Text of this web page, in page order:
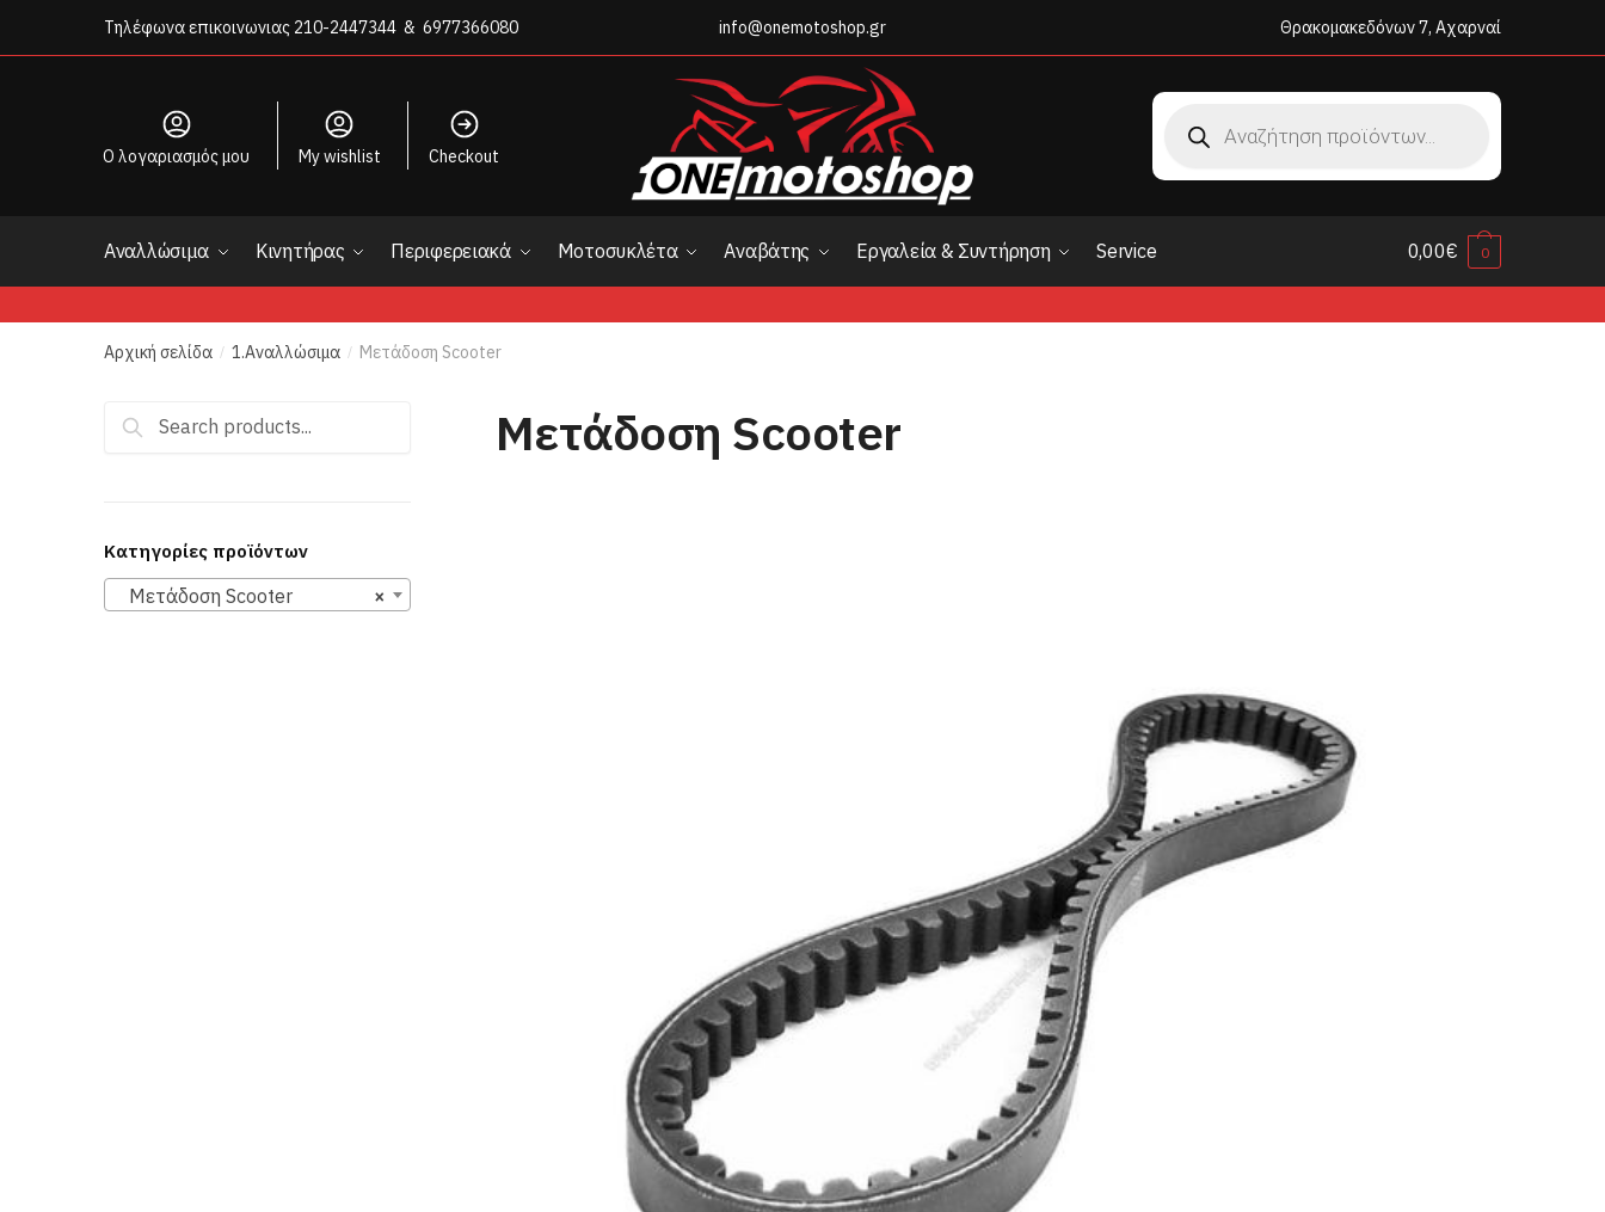
Τηλέφωνα επικοινωνιας 210-2447344 & 6977366080 info@onemotoshop.gr Θρακομακεδόνων 7, Αχαρναί
search
O λογαριασμός μου My wishlist Checkout
Αναλλώσιμα Κινητήρας Περιφερειακά Μοτοσυκλέτα Αναβάτης Εργαλεία & Συντήρηση Service 0,00€ 0
Αρχική σελίδα / 1.Αναλλώσιμα / Μετάδοση Scooter
Μετάδοση Scooter
Αναζήτηση
Κατηγορίες προϊόντων
×
Μετάδοση Scooter